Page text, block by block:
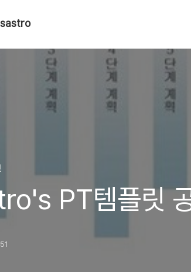
PT템플릿